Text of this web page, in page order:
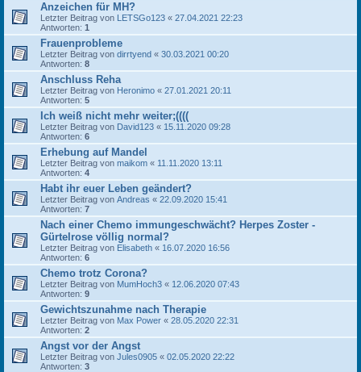
Anzeichen für MH?
Letzter Beitrag von LETSGo123 « 27.04.2021 22:23
Antworten: 1
Frauenprobleme
Letzter Beitrag von dirrtyend « 30.03.2021 00:20
Antworten: 8
Anschluss Reha
Letzter Beitrag von Heronimo « 27.01.2021 20:11
Antworten: 5
Ich weiß nicht mehr weiter;((((
Letzter Beitrag von David123 « 15.11.2020 09:28
Antworten: 6
Erhebung auf Mandel
Letzter Beitrag von maikom « 11.11.2020 13:11
Antworten: 4
Habt ihr euer Leben geändert?
Letzter Beitrag von Andreas « 22.09.2020 15:41
Antworten: 7
Nach einer Chemo immungeschwächt? Herpes Zoster -
Gürtelrose völlig normal?
Letzter Beitrag von Elisabeth « 16.07.2020 16:56
Antworten: 6
Chemo trotz Corona?
Letzter Beitrag von MumHoch3 « 12.06.2020 07:43
Antworten: 9
Gewichtszunahme nach Therapie
Letzter Beitrag von Max Power « 28.05.2020 22:31
Antworten: 2
Angst vor der Angst
Letzter Beitrag von Jules0905 « 02.05.2020 22:22
Antworten: 3